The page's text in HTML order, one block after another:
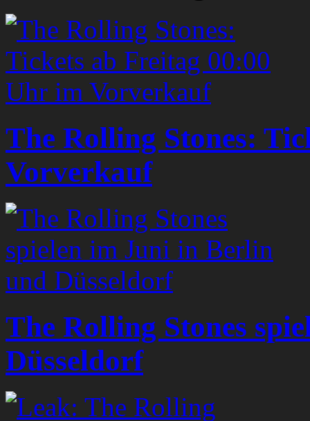
The Rolling Stones:
Vorverkauf
The Rolling Stones
Düsseldorf